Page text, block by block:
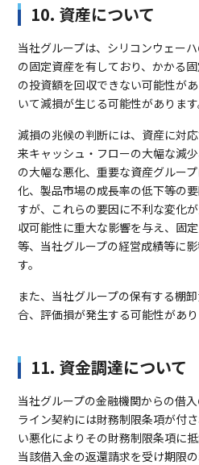
10. 資産について
当社グループは、シリコンウェー
の固定資産を有しており、かかる
の投資額を回収できない可能性が
いて減損が生じる可能性があります
減損の兆候の判断には、資産に対
来キャッシュ・フローの大幅な減
の大幅な悪化、重要な資産グルー
化、製品市場の成長率の低下等の
すが、これらの要因に不利な変化
収可能性に重大な影響を与え、固
等、当社グループの経営成績等に
す。
また、当社グループの保有する棚
合、評価損が発生する可能性があり
11. 資金調達について
当社グループの金融機関からの借
ライン契約には財務制限条項が付
い悪化によりその財務制限条項に
当該借入金の返還請求を受け期限